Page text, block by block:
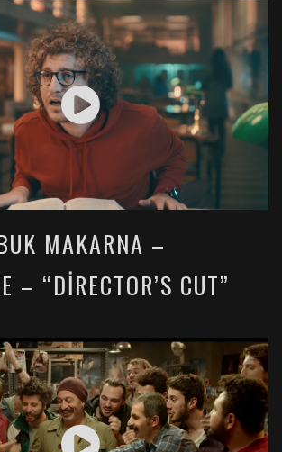
MAKARNA –
– “DIRECTOR’S CUT”